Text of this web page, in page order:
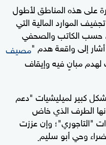
على هذه المناطق لأطول
الموارد المالية التي
حسب الكاتب والصحفي
إلى واقعة هدم "مصيف
مبانٍ فيه وإيقاف
كبير لميليشيات "دعم
أنها الطرف الذي خاض
"التاجوري"؛ وإن عززت
وحي أبو سليم.